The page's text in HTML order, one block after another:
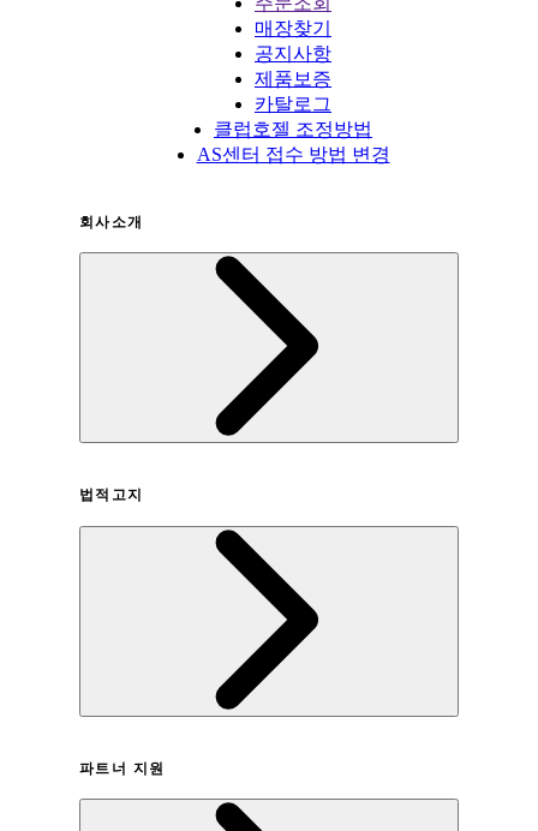
매장찾기
공지사항
제품보증
카탈로그
클럽호젤 조정방법
AS센터 접수 방법 변경
회사소개
법적고지
개인정보취급방침
파트너 지원